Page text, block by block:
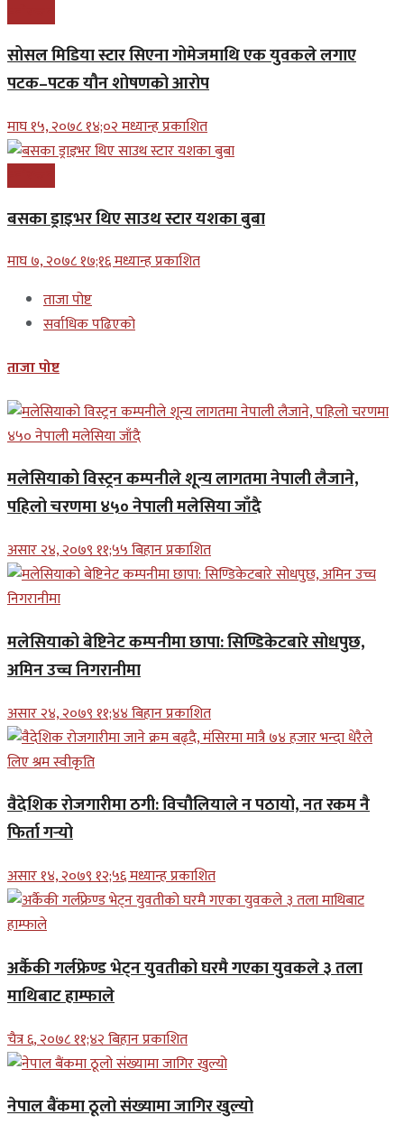
सोसल मिडिया स्टार सिएना गोमेजमाथि एक युवकले लगाए
पटक–पटक यौन शोषणको आरोप
माघ १५, २०७८ १४;०२ मध्यान्ह प्रकाशित
बसका ड्राइभर थिए साउथ स्टार यशका बुबा
माघ ७, २०७८ १७;१६ मध्यान्ह प्रकाशित
ताजा पोष्ट
सर्वाधिक पढिएको
ताजा पोष्ट
मलेसियाको विस्ट्रन कम्पनीले शून्य लागतमा नेपाली लैजाने,
पहिलो चरणमा ४५० नेपाली मलेसिया जाँदै
असार २४, २०७९ ११;५५ बिहान प्रकाशित
मलेसियाको बेष्टिनेट कम्पनीमा छापा: सिण्डिकेटबारे सोधपुछ,
अमिन उच्च निगरानीमा
असार २४, २०७९ ११;४४ बिहान प्रकाशित
वैदेशिक रोजगारीमा ठगी: विचौलियाले न पठायो, नत रकम नै
फिर्ता गर्‍यो
असार १४, २०७९ १२;५६ मध्यान्ह प्रकाशित
अर्कैकी गर्लफ्रेण्ड भेट्न युवतीको घरमै गएका युवकले ३ तला
माथिबाट हाम्फाले
चैत्र ६, २०७८ ११;४२ बिहान प्रकाशित
नेपाल बैंकमा ठूलो संख्यामा जागिर खुल्यो